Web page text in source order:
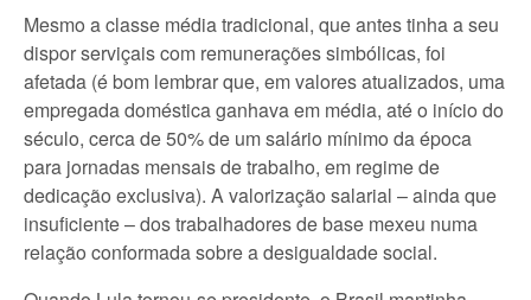
Mesmo a classe média tradicional, que antes tinha a seu
dispor serviçais com remunerações simbólicas, foi
afetada (é bom lembrar que, em valores atualizados, uma
empregada doméstica ganhava em média, até o início do
século, cerca de 50% de um salário mínimo da época
para jornadas mensais de trabalho, em regime de
dedicação exclusiva). A valorização salarial – ainda que
insuficiente – dos trabalhadores de base mexeu numa
relação conformada sobre a desigualdade social.